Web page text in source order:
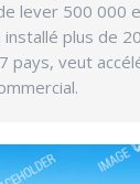
lever 500 000
plus de
pays, veut